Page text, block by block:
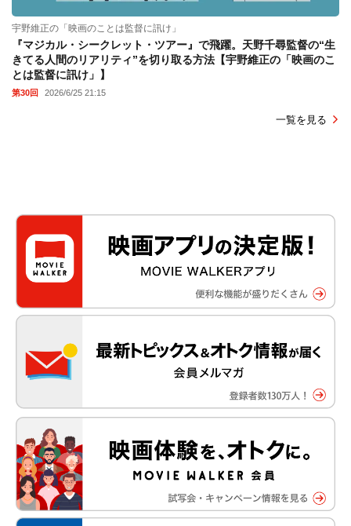
宇野維正の「映画のことは監督に訊け」
『マジカル・シークレット・ツアー』で飛躍。天野千尋監督の“生
きてる人間のリアリティ”を切り取る方法【宇野維正の「映画のこ
とは監督に訊け」】
第30回 2026/6/25 21:15
一覧を見る